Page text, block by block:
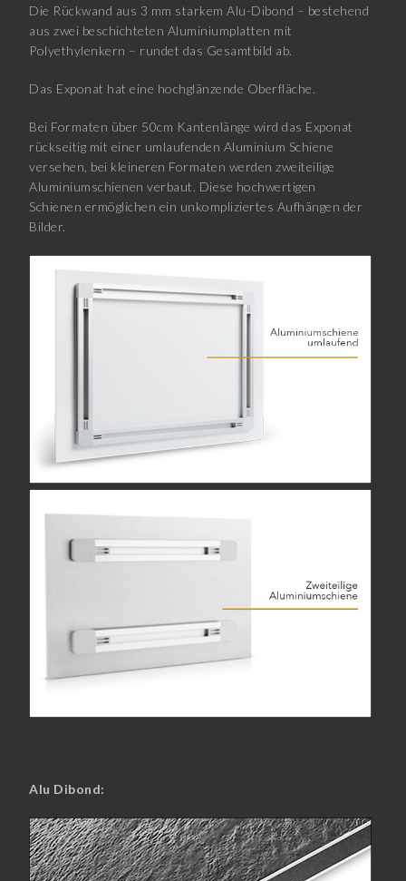
Die Rückwand aus 3 mm starkem Alu-Dibond – bestehend
aus zwei beschichteten Aluminiumplatten mit
Polyethylenkern – rundet das Gesamtbild ab.
Das Exponat hat eine hochglänzende Oberfläche.
Bei Formaten über 50cm Kantenlänge wird das Exponat
rückseitig mit einer umlaufenden Aluminium Schiene
versehen, bei kleineren Formaten werden zweiteilige
Aluminiumschienen verbaut. Diese hochwertigen
Schienen ermöglichen ein unkompliziertes Aufhängen der
Bilder.
Alu Dibond: